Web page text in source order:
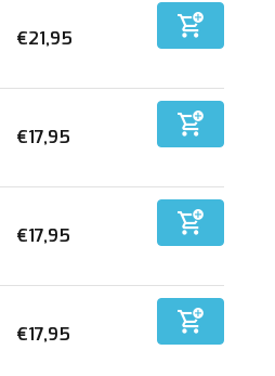
€21,95
€17,95
€17,95
€17,95